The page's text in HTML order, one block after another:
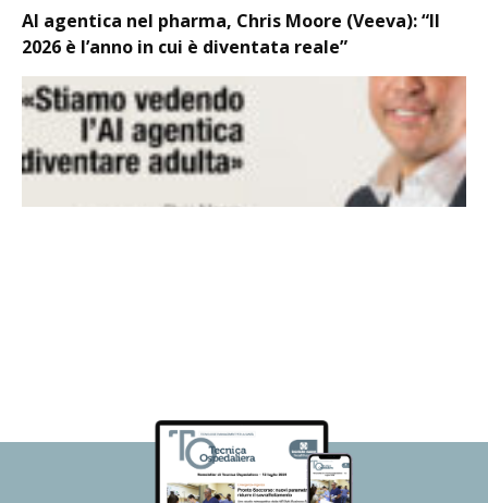
AI agentica nel pharma, Chris Moore (Veeva): “Il
2026 è l’anno in cui è diventata reale”